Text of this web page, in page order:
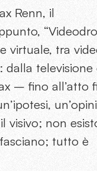
Renn, il
virtuale, tra
televisione
– fino all’atto
visivo; non
tutto è